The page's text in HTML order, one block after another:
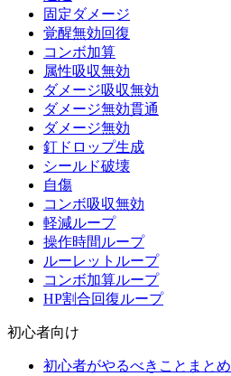
固定ダメージ
覚醒無効回復
コンボ加算
属性吸収無効
ダメージ吸収無効
ダメージ無効貫通
ダメージ無効
釘ドロップ生成
シールド破壊
自傷
コンボ吸収無効
軽減ループ
操作時間ループ
ルーレットループ
コンボ加算ループ
HP割合回復ループ
初心者向け
初心者がやるべきことまとめ